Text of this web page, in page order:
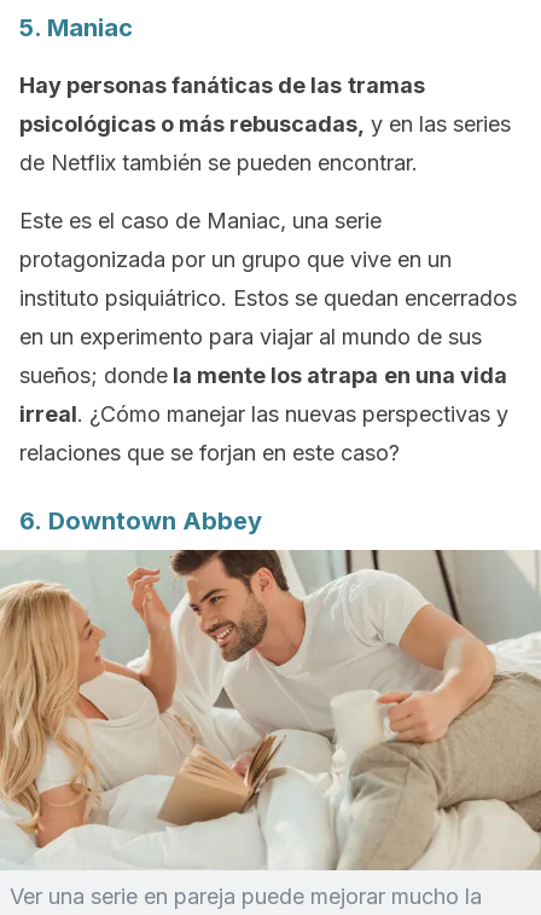
5. Maniac
Hay personas fanáticas de las tramas
psicológicas o más rebuscadas, y en las series
de Netflix también se pueden encontrar.
Este es el caso de Maniac, una serie
protagonizada por un grupo que vive en un
instituto psiquiátrico. Estos se quedan encerrados
en un experimento para viajar al mundo de sus
sueños; donde la mente los atrapa en una vida
irreal. ¿Cómo manejar las nuevas perspectivas y
relaciones que se forjan en este caso?
6. Downtown Abbey
Ver una serie en pareja puede mejorar mucho la